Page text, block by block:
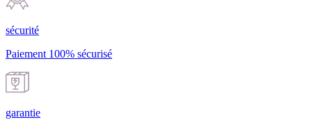
sécurité
Paiement 100% sécurisé
garantie